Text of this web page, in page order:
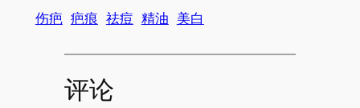
伤疤 疤痕 祛痘 精油 美白
评论